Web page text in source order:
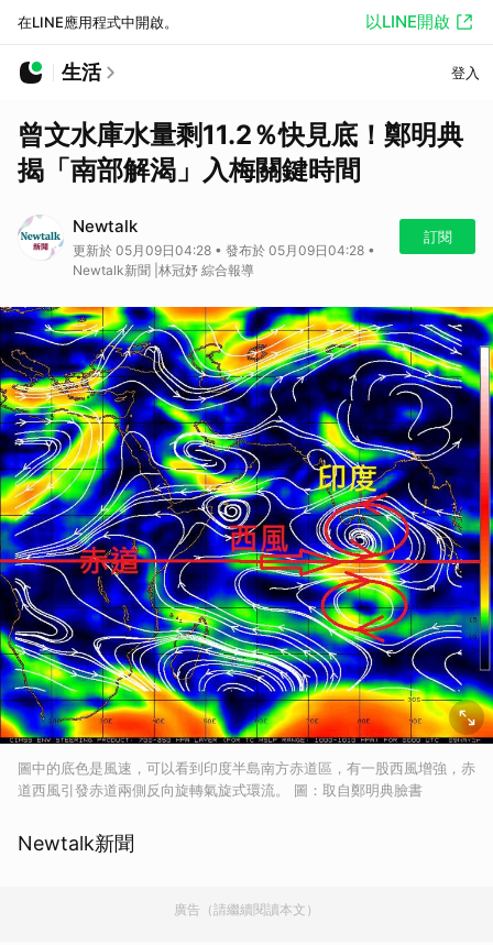
在LINE應用程式中開啟。 以LINE開啟
生活 登入
曾文水庫水量剩11.2％快見底！鄭明典
揭「南部解渴」入梅關鍵時間
Newtalk
更新於 05月09日04:28 • 發布於 05月09日04:28 •
Newtalk新聞 |林冠妤 綜合報導
訂閱
圖中的底色是風速，可以看到印度半島南方赤道區，有一股西風增強，赤
道西風引發赤道兩側反向旋轉氣旋式環流。 圖：取自鄭明典臉書
Newtalk新聞
廣告（請繼續閱讀本文）